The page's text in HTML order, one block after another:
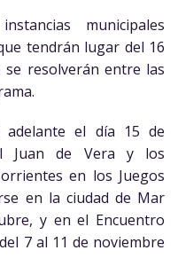
municipales
tendrán lugar del 16
resolverán entre las
adelante el día 15 de
Juan de Vera y los
en los Juegos
en la ciudad de Mar
y en el Encuentro
7 al 11 de noviembre